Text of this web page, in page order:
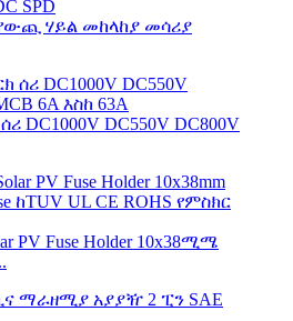
የውጪ ሃይል መከላከያ መሳሪያ
DC1000V DC550V DC800V
PV Fuse Holder 10x38ሚሜ